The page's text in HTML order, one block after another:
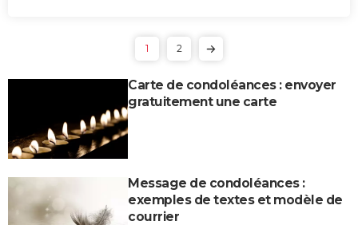
1 2
Carte de condoléances : envoyer
gratuitement une carte
Message de condoléances :
exemples de textes et modèle de
courrier